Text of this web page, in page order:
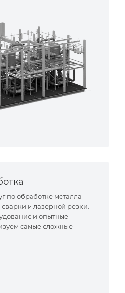
по обработке металла —
сварки и лазерной резки.
и опытные
самые сложные